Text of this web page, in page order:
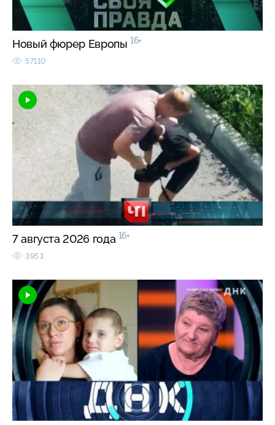
Новый фюрер Европы 16+
57110
7 августа 2026 года 16+
3953